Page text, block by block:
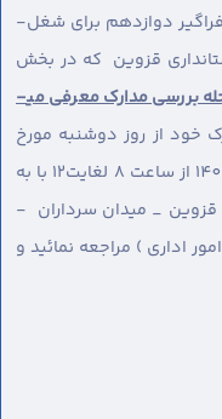
دوازدهم برای شغل-
قزوین که در بخش
بررسی مدارک معرفی می­
خود از روز دوشنبه مورخ
1405/3/11 تا روز چهارشنبه مورخ 1405/3/13 از ساعت 8 لغایت12 با به
_ میدان سرداران -
اداری ) مراجعه نمائید و